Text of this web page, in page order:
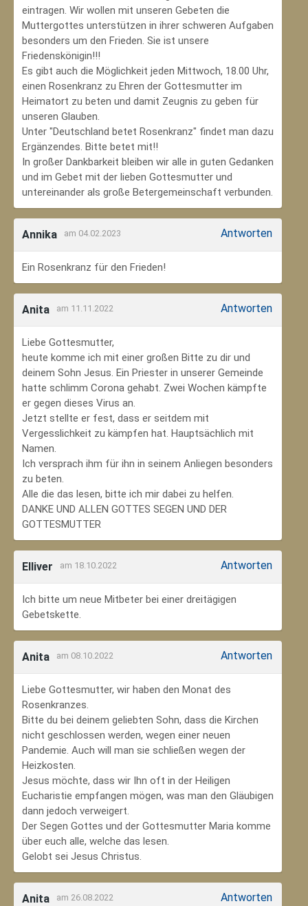
eintragen. Wir wollen mit unseren Gebeten die
Muttergottes unterstützen in ihrer schweren Aufgaben
besonders um den Frieden. Sie ist unsere
Friedenskönigin!!!
Es gibt auch die Möglichkeit jeden Mittwoch, 18.00 Uhr,
einen Rosenkranz zu Ehren der Gottesmutter im
Heimatort zu beten und damit Zeugnis zu geben für
unseren Glauben.
Unter "Deutschland betet Rosenkranz" findet man dazu
Ergänzendes. Bitte betet mit!!
In großer Dankbarkeit bleiben wir alle in guten Gedanken
und im Gebet mit der lieben Gottesmutter und
untereinander als große Betergemeinschaft verbunden.
Annika am 04.02.2023 Antworten
Ein Rosenkranz für den Frieden!
Anita am 11.11.2022 Antworten
Liebe Gottesmutter,
heute komme ich mit einer großen Bitte zu dir und
deinem Sohn Jesus. Ein Priester in unserer Gemeinde
hatte schlimm Corona gehabt. Zwei Wochen kämpfte
er gegen dieses Virus an.
Jetzt stellte er fest, dass er seitdem mit
Vergesslichkeit zu kämpfen hat. Hauptsächlich mit
Namen.
Ich versprach ihm für ihn in seinem Anliegen besonders
zu beten.
Alle die das lesen, bitte ich mir dabei zu helfen.
DANKE UND ALLEN GOTTES SEGEN UND DER
GOTTESMUTTER
Elliver am 18.10.2022 Antworten
Ich bitte um neue Mitbeter bei einer dreitägigen
Gebetskette.
Anita am 08.10.2022 Antworten
Liebe Gottesmutter, wir haben den Monat des
Rosenkranzes.
Bitte du bei deinem geliebten Sohn, dass die Kirchen
nicht geschlossen werden, wegen einer neuen
Pandemie. Auch will man sie schließen wegen der
Heizkosten.
Jesus möchte, dass wir Ihn oft in der Heiligen
Eucharistie empfangen mögen, was man den Gläubigen
dann jedoch verweigert.
Der Segen Gottes und der Gottesmutter Maria komme
über euch alle, welche das lesen.
Gelobt sei Jesus Christus.
Anita am 26.08.2022 Antworten